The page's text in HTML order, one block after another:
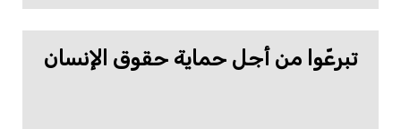
تبرعّوا من أجل حماية حقوق الإنسان